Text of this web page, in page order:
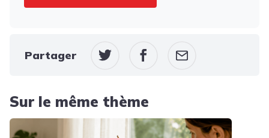
Partager
Sur le même thème